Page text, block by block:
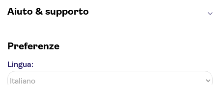
Aiuto & supporto
Preferenze
Lingua: